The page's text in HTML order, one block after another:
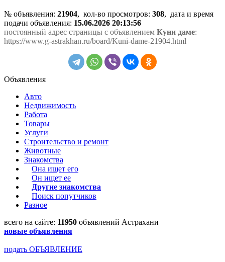
№ объявления: 21904, кол-во просмотров: 308, дата и время
подачи объявления: 15.06.2026 20:13:56
постоянный адрес страницы с объявлением Куни даме:
https://www.g-astrakhan.ru/board/Kuni-dame-21904.html
Объявления
Авто
Недвижимость
Работа
Товары
Услуги
Строительство и ремонт
Животные
Знакомства
Она ищет его
Он ищет ее
Другие знакомства
Поиск попутчиков
Разное
всего на сайте: 11950 объявлений Астрахани
новые объявления
подать ОБЪЯВЛЕНИЕ